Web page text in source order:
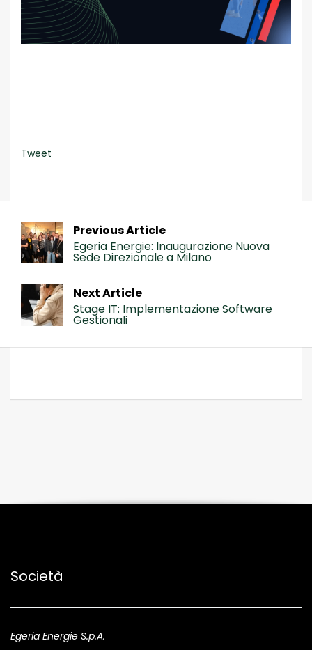
Tweet
Previous Article
Egeria Energie: Inaugurazione Nuova
Sede Direzionale a Milano
Next Article
Stage IT: Implementazione Software
Gestionali
Società
Egeria Energie S.p.A.